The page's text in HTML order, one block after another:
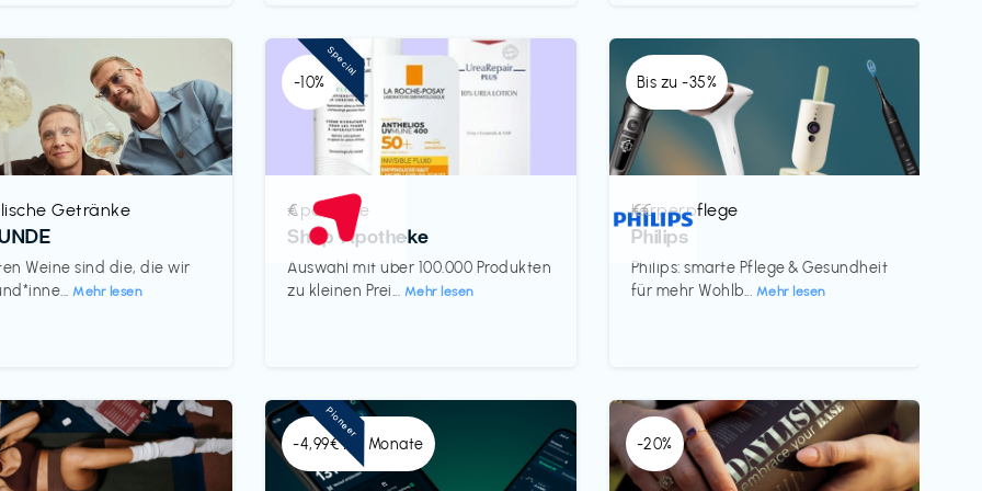
Getränke
Weine sind die, die wir
Mehr lesen
-10%
Apotheke
Shop Apotheke
Auswahl mit über 100.000 Produkten
zu kleinen Prei... Mehr lesen
€‎
Special
Bis zu -35%
Körperpflege
Philips
Philips: smarte Pflege & Gesundheit
für mehr Wohlb... Mehr lesen
€€‎
-4,99€ x 6 Monate
Pioneer
-20%